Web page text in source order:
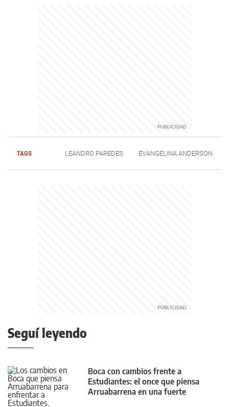
TAGS LEANDRO PAREDES EVANGELINA ANDERSON
Seguí leyendo
Boca con cambios frente a
Estudiantes: el once que piensa
Arruabarrena en una fuerte